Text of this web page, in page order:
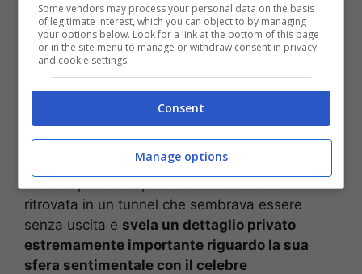
ritrovata in un tunnel che sembrava essere
senza uscita e svela un dettaglio privato
estremamente importante riguardo la sua
sfera sentimentale con il celebre
Some vendors may process your personal data on the basis
of legitimate interest, which you can object to by managing
your options below. Look for a link at the bottom of this page
or in the site menu to manage or withdraw consent in privacy
and cookie settings.
Consent
Manage options